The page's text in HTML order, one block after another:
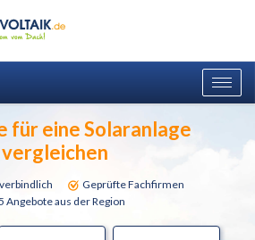
für eine Solaranlage
vergleichen
Geprüfte Fachfirmen
Angebote aus der Region